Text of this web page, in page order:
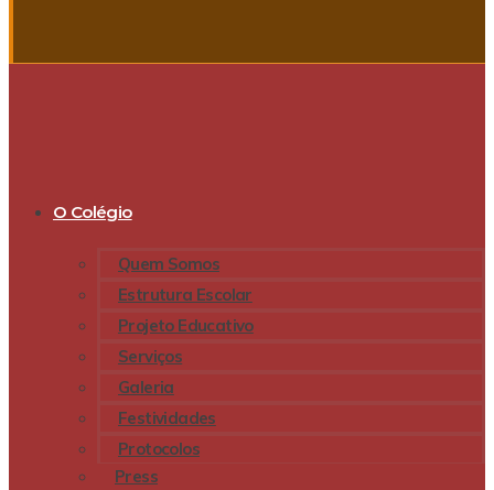
O Colégio
Quem Somos
Estrutura Escolar
Projeto Educativo
Serviços
Galeria
Festividades
Protocolos
Press